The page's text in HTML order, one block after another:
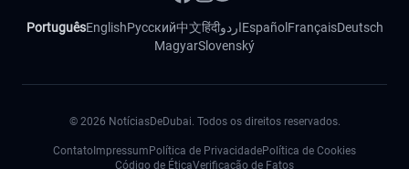
PortuguêsEnglishРусский中文हिंदीاردوEspañol FrançaisDeutsch
MagyarSlovenský
© 2026 NotíciasDeDubai. Todos os direitos reservados.
Contato Impressum Política de PrivacidadePolítica de Cookies
Código de ÉticaVerificação de Fatos